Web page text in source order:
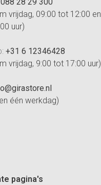
vrijdag, 09:00 tot 12:00 en
uur)
+31 6 12346428
vrijdag, 9:00 tot 17:00 uur)
één werkdag)
pagina's